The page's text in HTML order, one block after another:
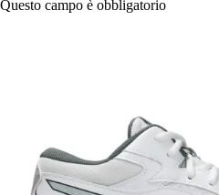
Questo campo è obbligatorio